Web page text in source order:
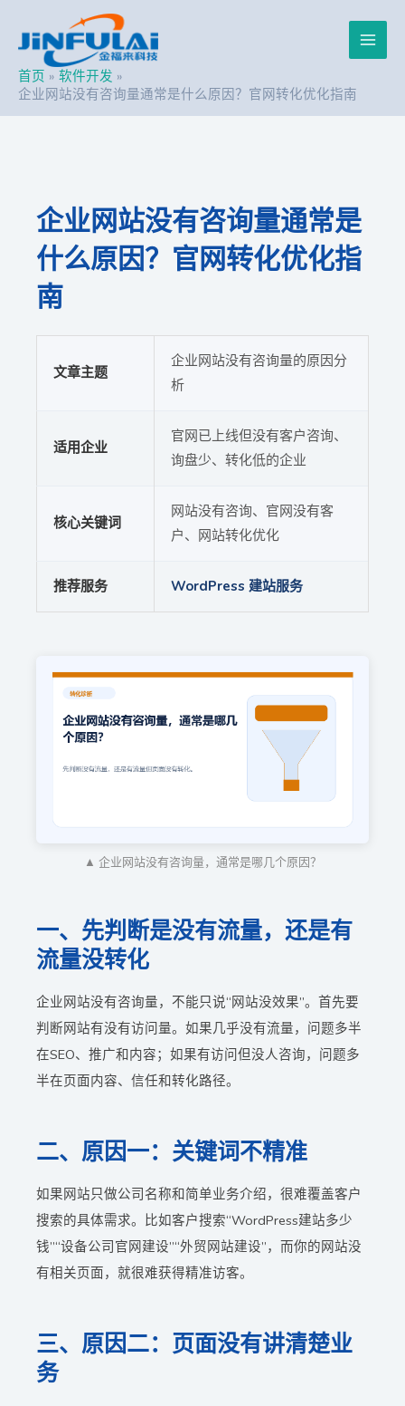
Main
首页
软件开发
企业网站没有咨询量通常是什么原因？官网转化优化指南
企业网站没有咨询量通常是
什么原因？官网转化优化指
南
文章主题
企业网站没有咨询量的原因分
析
适用企业
官网已上线但没有客户咨询、
询盘少、转化低的企业
核心关键词
网站没有咨询、官网没有客
户、网站转化优化
推荐服务 WordPress 建站服务
▲ 企业网站没有咨询量，通常是哪几个原因？
一、先判断是没有流量，还是有
流量没转化
企业网站没有咨询量，不能只说“网站没效果”。首先要
判断网站有没有访问量。如果几乎没有流量，问题多半
在SEO、推广和内容；如果有访问但没人咨询，问题多
半在页面内容、信任和转化路径。
二、原因一：关键词不精准
如果网站只做公司名称和简单业务介绍，很难覆盖客户
搜索的具体需求。比如客户搜索“WordPress建站多少
钱”“设备公司官网建设”“外贸网站建设”，而你的网站没
有相关页面，就很难获得精准访客。
三、原因二：页面没有讲清楚业
务
navigation